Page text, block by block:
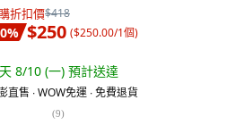
折扣價$418
% $250 ($250.00/1個)
8/10 (一) 預計送達
直售 ∙ WOW免運 ∙ 免費退貨
(9)